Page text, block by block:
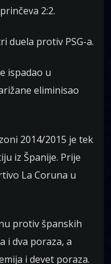
2:2.
duela protiv PSG-a.
ispadao u
eliminisao
2014/2015 je tek
iz Španije. Prije
La Coruna u
protiv španskih
i dva poraza, a
i devet poraza.